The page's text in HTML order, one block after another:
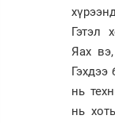
Гэтэл
Яах
Гэхдээ
нь
нь